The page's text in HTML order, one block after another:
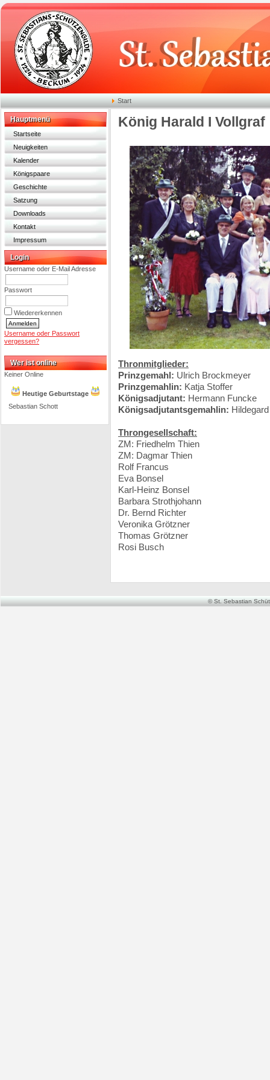
Start
Hauptmenü
Startseite
Neuigkeiten
Kalender
Königspaare
Geschichte
Satzung
Downloads
Kontakt
Impressum
Login
Username oder E-Mail Adresse
Passwort
Wiedererkennen
Username oder Passwort
vergessen?
Wer ist online
Keiner Online
Heutige Geburtstage
Sebastian Schott
König Harald I Vollgraf
Thronmitglieder:
Prinzgemahl: Ulrich Brockmeyer
Prinzgemahlin: Katja Stoffer
Königsadjutant: Hermann Funcke
Königsadjutantsgemahlin:
Throngesellschaft:
ZM: Friedhelm Thien
ZM: Dagmar Thien
Rolf Francus
Eva Bonsel
Karl-Heinz Bonsel
Barbara Strothjohann
Dr. Bernd Richter
Veronika Grötzner
Thomas Grötzner
Rosi Busch
© St. Sebastian